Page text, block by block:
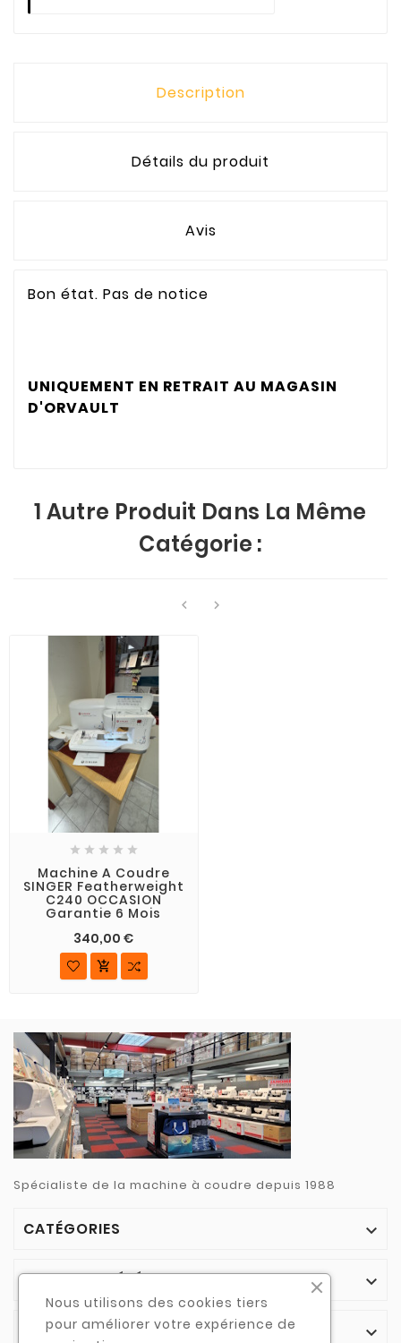
Description
Détails du produit
Avis
Bon état. Pas de notice
UNIQUEMENT EN RETRAIT AU MAGASIN
D'ORVAULT
1 Autre Produit Dans La Même
Catégorie :
 
    
Machine A Coudre
SINGER Featherweight
C240 OCCASION
Garantie 6 Mois
340,00 €

Spécialiste de la machine à coudre depuis 1988
CATÉGORIES 
NOTRE SOCIÉTÉ 
VOTRE COMPTE 
Nous utilisons des cookies tiers
pour améliorer votre expérience de